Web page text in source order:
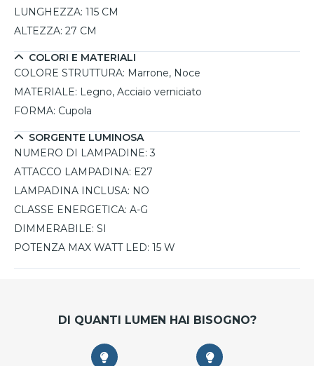
elettricista qualificato, garantendo così un'installazione
LUNGHEZZA: 115 CM
ALTEZZA: 27 CM
COLORI E MATERIALI
COLORE STRUTTURA: Marrone, Noce
MATERIALE: Legno, Acciaio verniciato
FORMA: Cupola
SORGENTE LUMINOSA
NUMERO DI LAMPADINE: 3
ATTACCO LAMPADINA: E27
LAMPADINA INCLUSA: NO
CLASSE ENERGETICA: A-G
DIMMERABILE: SI
POTENZA MAX WATT LED: 15 W
DI QUANTI LUMEN HAI BISOGNO?